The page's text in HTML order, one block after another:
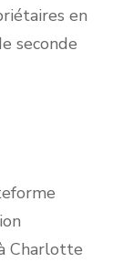
en
seconde
Charlotte